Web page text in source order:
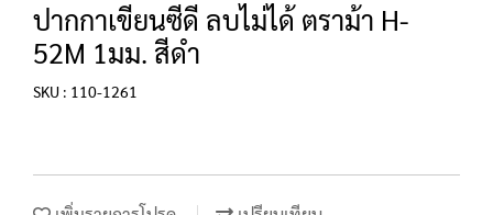
ปากกาเขียนซีดี ลบไม่ได้ ตราม้า H-
52M 1มม. สีดำ
SKU : 110-1261